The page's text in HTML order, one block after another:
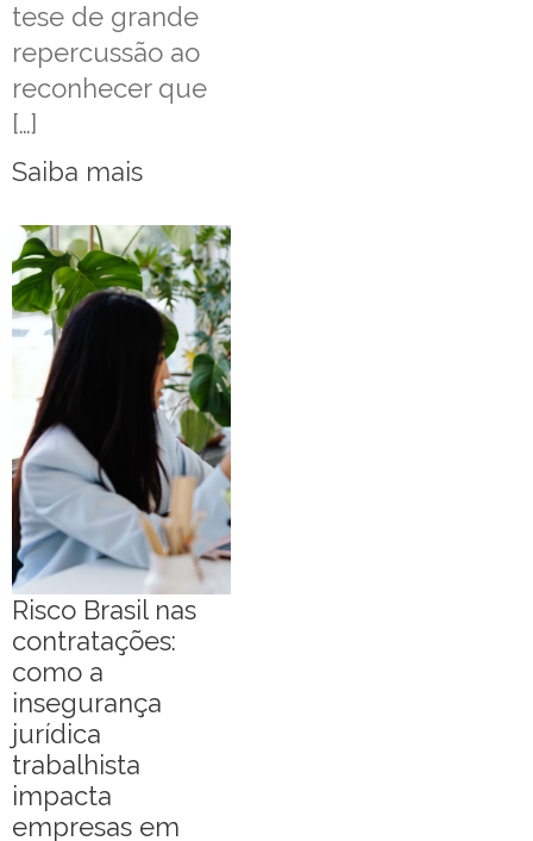
tese de grande
repercussão ao
reconhecer que
[…]
Saiba mais
Risco Brasil nas
contratações:
como a
insegurança
jurídica
trabalhista
impacta
empresas em